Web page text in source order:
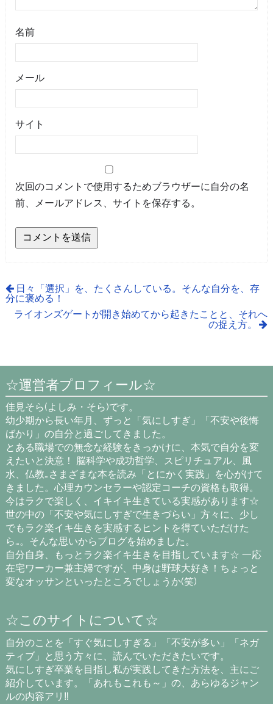
名前
メール
サイト
次回のコメントで使用するためブラウザーに自分の名
前、メールアドレス、サイトを保存する。
日々「選択」を、たくさんしている。そんな自分を、存
分に褒める！
ライオンズゲートが開き始めてから起きたことと、それへ
の捉え方。
☆運営者プロフィール☆
佳見そら(よしみ・そら)です。
幼少期から長い年月、ずっと「気にしすぎ」「不安や後悔
ばかり」の自分と過ごしてきました。
とある職場での無念な経験をきっかけに、本気で自分を変
えたいと決意！ 脳科学や成功哲学、スピリチュアル、風
水、仏教…さまざまな本を読み「とにかく実践」を心がけて
きました。心理カウンセラーや認定コーチの資格も取得。
今はラクで楽しく、イキイキ生きている実感があります☆
世の中の「不安や気にしすぎで生きづらい」方々に、少し
でもラク楽イキ生きを実感するヒントを得ていただけた
ら…。そんな思いからブログを始めました。
自分自身、もっとラク楽イキ生きを目指しています☆ 一応
在宅ワーカー兼主婦ですが、中身は野球大好き！ちょっと
変なオッサンといったところでしょうか(笑)
☆このサイトについて☆
自分のことを「すぐ気にしすぎる」「不安が多い」「ネガ
ティブ」と思う方々に、読んでいただきたいです。
気にしすぎ卒業を目指し私が実践してきた方法を、主にご
紹介しています。「あれもこれも～」の、あらゆるジャン
ルの内容アリ‼